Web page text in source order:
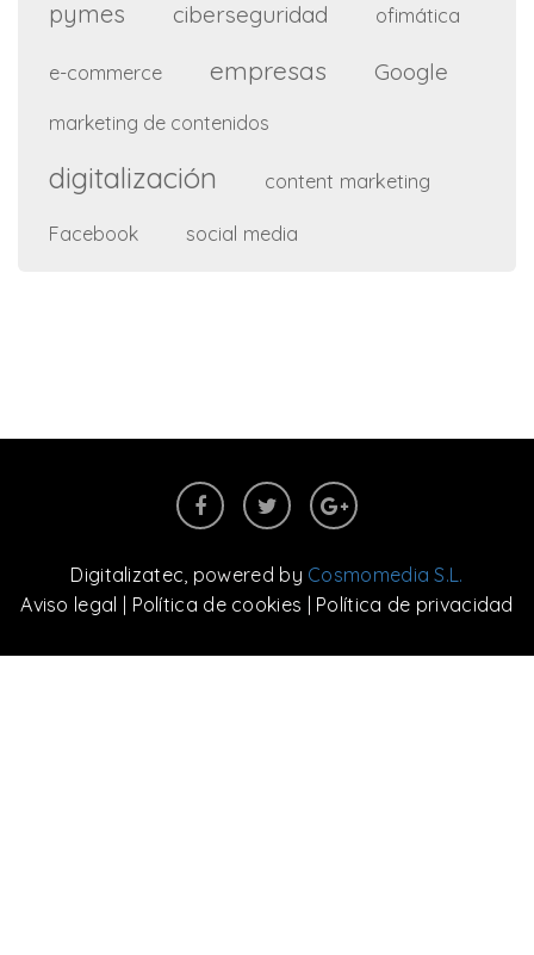
pymes ciberseguridad ofimática
e-commerce empresas Google
marketing de contenidos
digitalización content marketing
Facebook social media
Digitalizatec, powered by Cosmomedia S.L.
Aviso legal
Política de cookies Política de privacidad